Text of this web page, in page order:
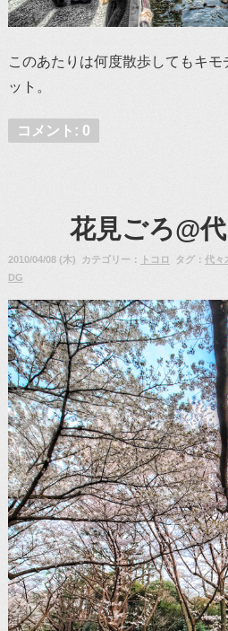
このあたりは何度散歩してもキ
ット。
コメント: 0
花見ごろ@
2010/04/08 (木) カテゴリー： トコロ タグ： 代々
DG